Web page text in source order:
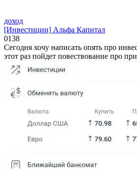
доход
[Инвестиции] Альфа Капитал
0138
Сегодня хочу написать опять про
этот раз пойдет повествование про